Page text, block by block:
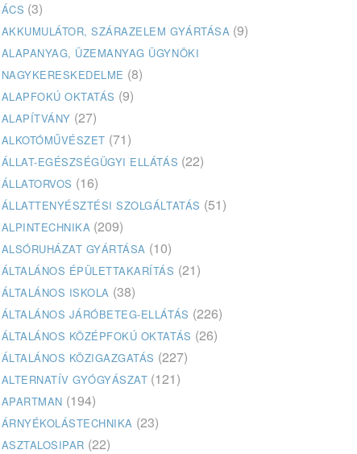
ÁCS (3)
AKKUMULÁTOR, SZÁRAZELEM GYÁRTÁSA (9)
ALAPANYAG, ÜZEMANYAG ÜGYNÖKI
NAGYKERESKEDELME (8)
ALAPFOKÚ OKTATÁS (9)
ALAPÍTVÁNY (27)
ALKOTÓMŰVÉSZET (71)
ÁLLAT-EGÉSZSÉGÜGYI ELLÁTÁS (22)
ÁLLATORVOS (16)
ÁLLATTENYÉSZTÉSI SZOLGÁLTATÁS (51)
ALPINTECHNIKA (209)
ALSÓRUHÁZAT GYÁRTÁSA (10)
ÁLTALÁNOS ÉPÜLETTAKARÍTÁS (21)
ÁLTALÁNOS ISKOLA (38)
ÁLTALÁNOS JÁRÓBETEG-ELLÁTÁS (226)
ÁLTALÁNOS KÖZÉPFOKÚ OKTATÁS (26)
ÁLTALÁNOS KÖZIGAZGATÁS (227)
ALTERNATÍV GYÓGYÁSZAT (121)
APARTMAN (194)
ÁRNYÉKOLÁSTECHNIKA (23)
ASZTALOSIPAR (22)